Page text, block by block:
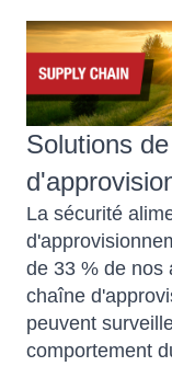
Solutions
La sécurité
de 33 % de nos
chaîne
peuvent
comportement